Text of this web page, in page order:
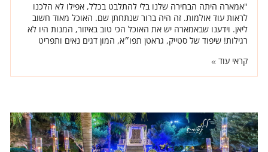
"אמארה היתה הבחירה שלנו בלי להתלבט בכלל, אפילו לא הלכנו
לראות עוד אולמות. זה היה ברור שנתחתן שם. האוכל מאוד חשוב
ליאן. וידענו שבאמארה יש את האוכל הכי טוב באיזור, המנות היו לא
רגילות! שיפוד של סטייק, גראטן תפו״א, המון דגים נאים ותפריט
קראי עוד